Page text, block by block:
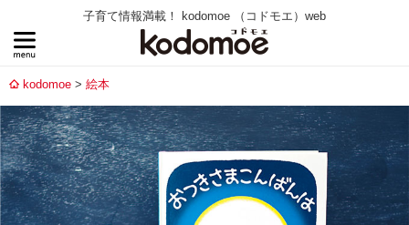
子育て情報満載！ kodomoe （コドモエ）web
kodomoe 絵本